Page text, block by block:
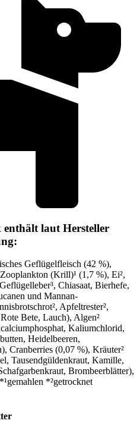
laut Hersteller
Geflügelfleisch (42 %),
(Krill)¹ (1,7 %), Ei²,
Chiasaat, Bierhefe,
und Mannan-
Apfeltrester²,
Bete, Lauch), Algen²
Kaliumchlorid,
Heidelbeeren,
Cranberries (0,07 %), Kräuter²
Tausendgüldenkraut, Kamille,
Brombeerblätter),
*²getrocknet